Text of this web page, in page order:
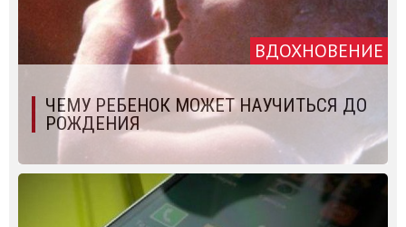
ВДОХНОВЕНИЕ
ЧЕМУ РЕБЕНОК МОЖЕТ НАУЧИТЬСЯ ДО
РОЖДЕНИЯ